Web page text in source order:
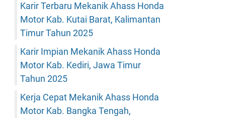
Karir Terbaru Mekanik Ahass Honda
Motor Kab. Kutai Barat, Kalimantan
Timur Tahun 2025
Karir Impian Mekanik Ahass Honda
Motor Kab. Kediri, Jawa Timur
Tahun 2025
Kerja Cepat Mekanik Ahass Honda
Motor Kab. Bangka Tengah,